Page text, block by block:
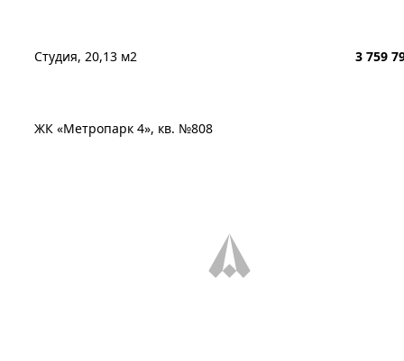
Студия, 20,13 м2 3 759
ЖК «Метропарк 4», кв. №808